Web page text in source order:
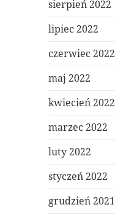
sierpień 2022
lipiec 2022
czerwiec 2022
maj 2022
kwiecień 2022
marzec 2022
luty 2022
styczeń 2022
grudzień 2021